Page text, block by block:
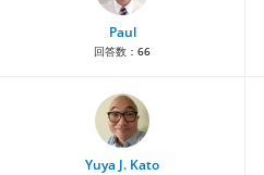
Paul
回答数： 66
Yuya J. Kato